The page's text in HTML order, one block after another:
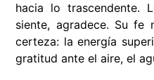
hacia lo trascendente.
siente, agradece. Su fe
certeza: la energía
gratitud ante el aire, el